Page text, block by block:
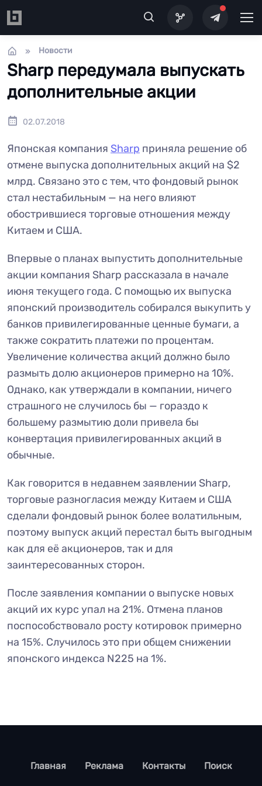
Новости
Sharp передумала выпускать
дополнительные акции
02.07.2018
Японская компания Sharp приняла решение об
отмене выпуска дополнительных акций на $2
млрд. Связано это с тем, что фондовый рынок
стал нестабильным — на него влияют
обострившиеся торговые отношения между
Китаем и США.
Впервые о планах выпустить дополнительные
акции компания Sharp рассказала в начале
июня текущего года. С помощью их выпуска
японский производитель собирался выкупить у
банков привилегированные ценные бумаги, а
также сократить платежи по процентам.
Увеличение количества акций должно было
размыть долю акционеров примерно на 10%.
Однако, как утверждали в компании, ничего
страшного не случилось бы — гораздо к
большему размытию доли привела бы
конвертация привилегированных акций в
обычные.
Как говорится в недавнем заявлении Sharp,
торговые разногласия между Китаем и США
сделали фондовый рынок более волатильным,
поэтому выпуск акций перестал быть выгодным
как для её акционеров, так и для
заинтересованных сторон.
После заявления компании о выпуске новых
акций их курс упал на 21%. Отмена планов
поспособствовало росту котировок примерно
на 15%. Случилось это при общем снижении
японского индекса N225 на 1%.
footer
Главная Реклама Контакты Поиск